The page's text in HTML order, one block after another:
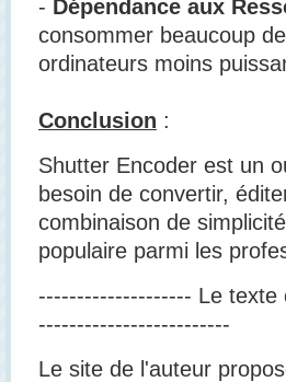
- Dépendance aux
consommer beaucoup
ordinateurs moins
Conclusion :
Shutter Encoder est un
besoin de convertir,
combinaison de
populaire parmi les
-------------------- Le texte
-------------------------
Le site de l'auteur